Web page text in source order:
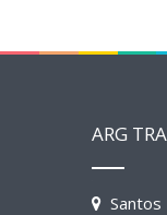
ARG
Santos